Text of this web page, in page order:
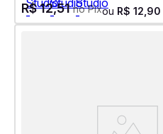
R$12,51no Pixou R$ 12 90